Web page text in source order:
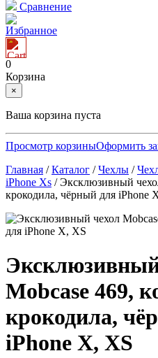
Сравнение
Избранное
0
Корзина
×
Ваша корзина пуста
Просмотр корзиныОформить
Главная /Каталог /Чехлы /
iPhone Xs /Эксклюзивный
крокодила, чёрный для iPhone
Mobcase 469,
крокодила,
iPhone X, XS